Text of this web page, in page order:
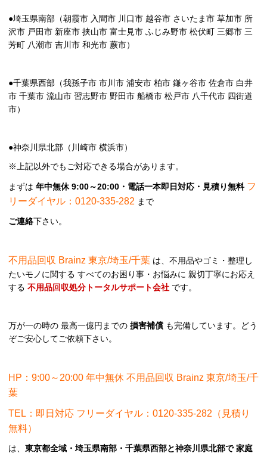
●埼玉県南部（朝霞市 入間市 川口市 越谷市 さいたま市 草加市 所
沢市 戸田市 新座市 挟山市 富士見市 ふじみ野市 松伏町 三郷市 三
芳町 八潮市 吉川市 和光市 蕨市）
●千葉県西部（我孫子市 市川市 浦安市 柏市 鎌ヶ谷市 佐倉市 白井
市 千葉市 流山市 習志野市 野田市 船橋市 松戸市 八千代市 四街道
市）
●神奈川県北部（川崎市 横浜市）
※上記以外でもご対応できる場合があります。
まずは 年中無休 9:00～20:00・電話一本即日対応・見積り無料 フ
リーダイヤル：0120-335-282 まで
ご連絡下さい。
不用品回収 Brainz 東京/埼玉/千葉 は、不用品やゴミ・整理し
たいモノに関する すべてのお困り事・お悩みに 親切丁寧にお応え
する 不用品回収処分トータルサポート会社 です。
万が一の時の 最高一億円までの 損害補償 も完備しています。どう
ぞご安心してご依頼下さい。
HP：9:00～20:00 年中無休 不用品回収 Brainz 東京/埼玉/千
葉
TEL：即日対応 フリーダイヤル：0120-335-282（見積り
無料）
は、 東京都全域・埼玉県南部・千葉県西部と神奈川県北部で 家庭